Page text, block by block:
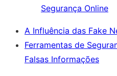
Segurança Online
A Influência das Fake
Ferramentas de
Falsas Informações